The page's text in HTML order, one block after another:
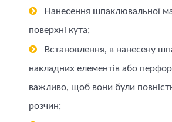
Нанесення шпаклювальної
поверхні кута;
Встановлення, в нанесену
накладних елементів або
важливо, щоб вони були
розчин;